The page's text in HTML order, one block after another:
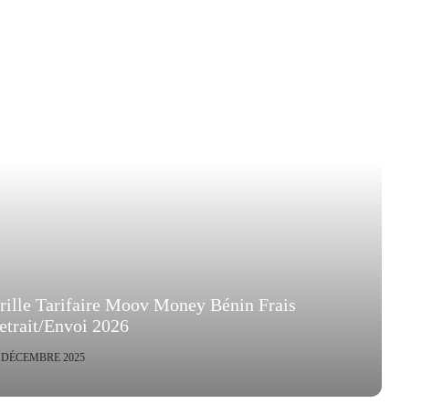
Tarifaire Moov Money Bénin Frais
Envoi 2026
DÉCEMBRE 2025